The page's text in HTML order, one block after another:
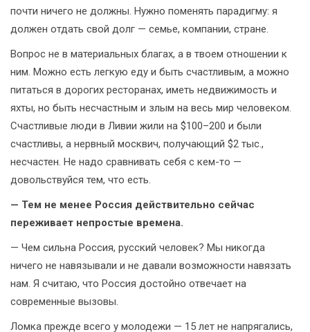
почти ничего не должны. Нужно поменять парадигму: я
должен отдать свой долг — семье, компании, стране.
Вопрос не в материальных благах, а в твоем отношении к
ним. Можно есть легкую еду и быть счастливым, а можно
питаться в дорогих ресторанах, иметь недвижимость и
яхты, но быть несчастным и злым на весь мир человеком.
Счастливые люди в Ливии жили на $100–200 и были
счастливы, а нервный москвич, получающий $2 тыс.,
несчастен. Не надо сравнивать себя с кем-то —
довольствуйся тем, что есть.
— Тем не менее Россия действительно сейчас
переживает непростые времена.
— Чем сильна Россия, русский человек? Мы никогда
ничего не навязывали и не давали возможности навязать
нам. Я считаю, что Россия достойно отвечает на
современные вызовы.
Ломка прежде всего у молодежи — 15 лет не напрягались,